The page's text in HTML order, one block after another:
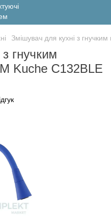
Змішувач для кухні з
гнучким
Kuche C132BLE